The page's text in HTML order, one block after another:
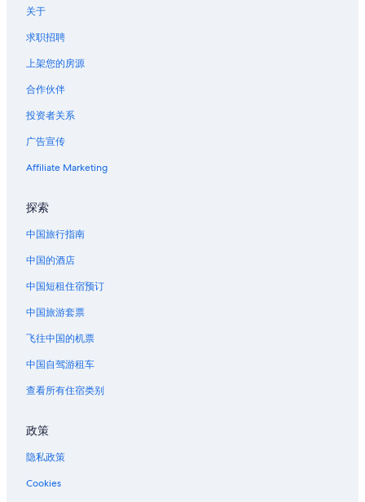
t
s
t
a
i
e
a
s
面
链
接
s
o
n
e
P
r
t
a
c
页
的
链
接
a
s
U
2
页
的
接
e
t
u
d
i
s
h
n
r
h
n
t
r
a
c
t
Y
e
l
o
p
t
a
i
r
S
a
a
t
e
n
t
页
的
接
o
A
f
t
e
A
I
T
e
a
k
页
面
的
接
面
链
接
i
B
i
g
S
y
n
o
i
h
o
n
e
P
a
V
e
w
s
面
H
m
e
i
n
i
y
面
链
关于
求职招聘
上架您的房源
合作伙伴
投资者关系
广告宣传
Affiliate Marketing
探索
中国旅行指南
中国的酒店
中国短租住宿预订
中国旅游套票
飞往中国的机票
中国自驾游租车
查看所有住宿类别
政策
隐私政策
Cookies